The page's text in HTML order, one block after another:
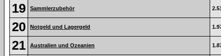
19 Sammlerzubehör
20 Notgeld und Lagergeld
21 Australien und Ozeanien